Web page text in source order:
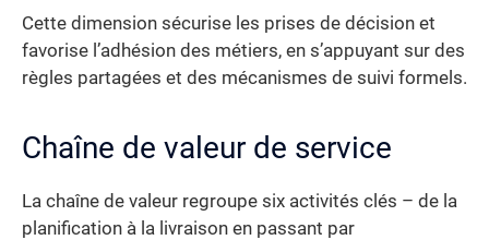
Cette dimension sécurise les prises de décision et
favorise l’adhésion des métiers, en s’appuyant sur des
règles partagées et des mécanismes de suivi formels.
Chaîne de valeur de service
La chaîne de valeur regroupe six activités clés – de la
planification à la livraison en passant par